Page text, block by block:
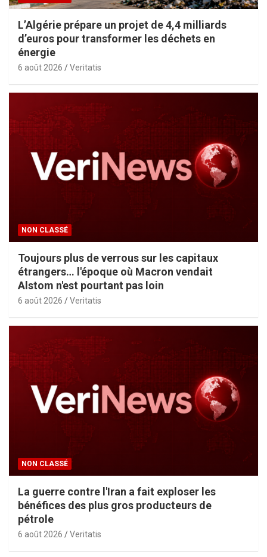
L’Algérie prépare un projet de 4,4 milliards
d’euros pour transformer les déchets en
énergie
6 août 2026 Veritatis
NON CLASSÉ
Toujours plus de verrous sur les capitaux
étrangers… l'époque où Macron vendait
Alstom n'est pourtant pas loin
6 août 2026 Veritatis
NON CLASSÉ
La guerre contre l'Iran a fait exploser les
bénéfices des plus gros producteurs de
pétrole
6 août 2026 Veritatis